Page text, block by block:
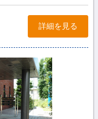
詳細を見る